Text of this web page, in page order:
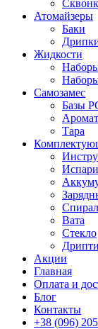
Атомайзеры
Баки
Жидкости
Самозамес
Базы
Тара
Вата
Стекло
Акции
Главная
Оплата и
Блог
Контакты
+38 (096)